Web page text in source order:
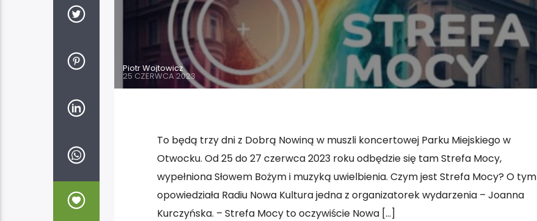
Piotr Wojtowicz
25 CZERWCA 2023
To będą trzy dni z Dobrą Nowiną w muszli koncertowej Parku Miejskiego w
Otwocku. Od 25 do 27 czerwca 2023 roku odbędzie się tam Strefa Mocy,
wypełniona Słowem Bożym i muzyką uwielbienia. Czym jest Strefa Mocy? O tym
opowiedziała Radiu Nowa Kultura jedna z organizatorek wydarzenia – Joanna
Kurczyńska. – Strefa Mocy to oczywiście Nowa […]